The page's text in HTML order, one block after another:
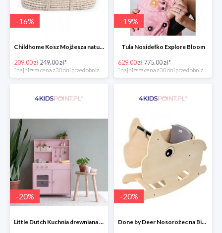
-16%
Childhome Kosz Mojżesza natural
209.00 zł249.00 zł*
-19%
Tula Nosidełko Explore Bloom
629.00 zł775.00 zł*
-20%
Little Dutch Kuchnia drewniana -20%
-20%
Done by Deer Nosorożec na Biegunach -20%